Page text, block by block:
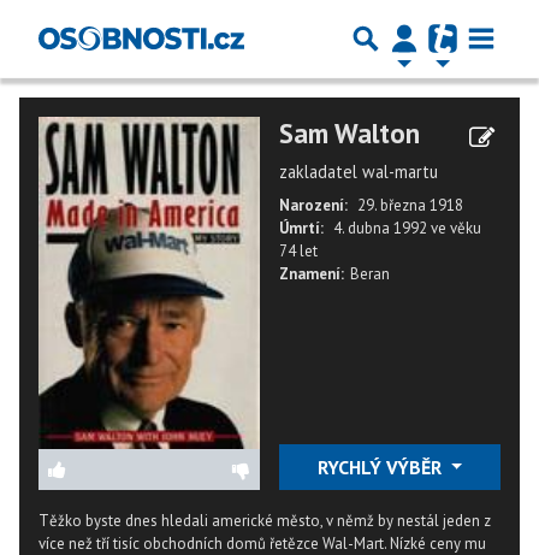
Sam Walton
zakladatel wal-martu
Narození: 29. března 1918
Úmrtí: 4. dubna 1992 ve věku
74 let
Znamení: Beran
RYCHLÝ VÝBĚR
Těžko byste dnes hledali americké město, v němž by nestál jeden z
více než tří tisíc obchodních domů řetězce Wal-Mart. Nízké ceny mu